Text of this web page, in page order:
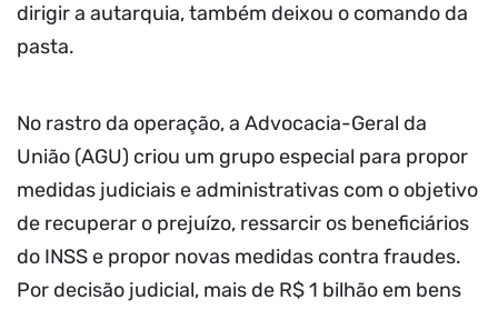
dirigir a autarquia, também deixou o comando da
pasta.
No rastro da operação, a Advocacia-Geral da
União (AGU) criou um grupo especial para propor
medidas judiciais e administrativas com o objetivo
de recuperar o prejuízo, ressarcir os beneficiários
do INSS e propor novas medidas contra fraudes.
Por decisão judicial, mais de R$ 1 bilhão em bens